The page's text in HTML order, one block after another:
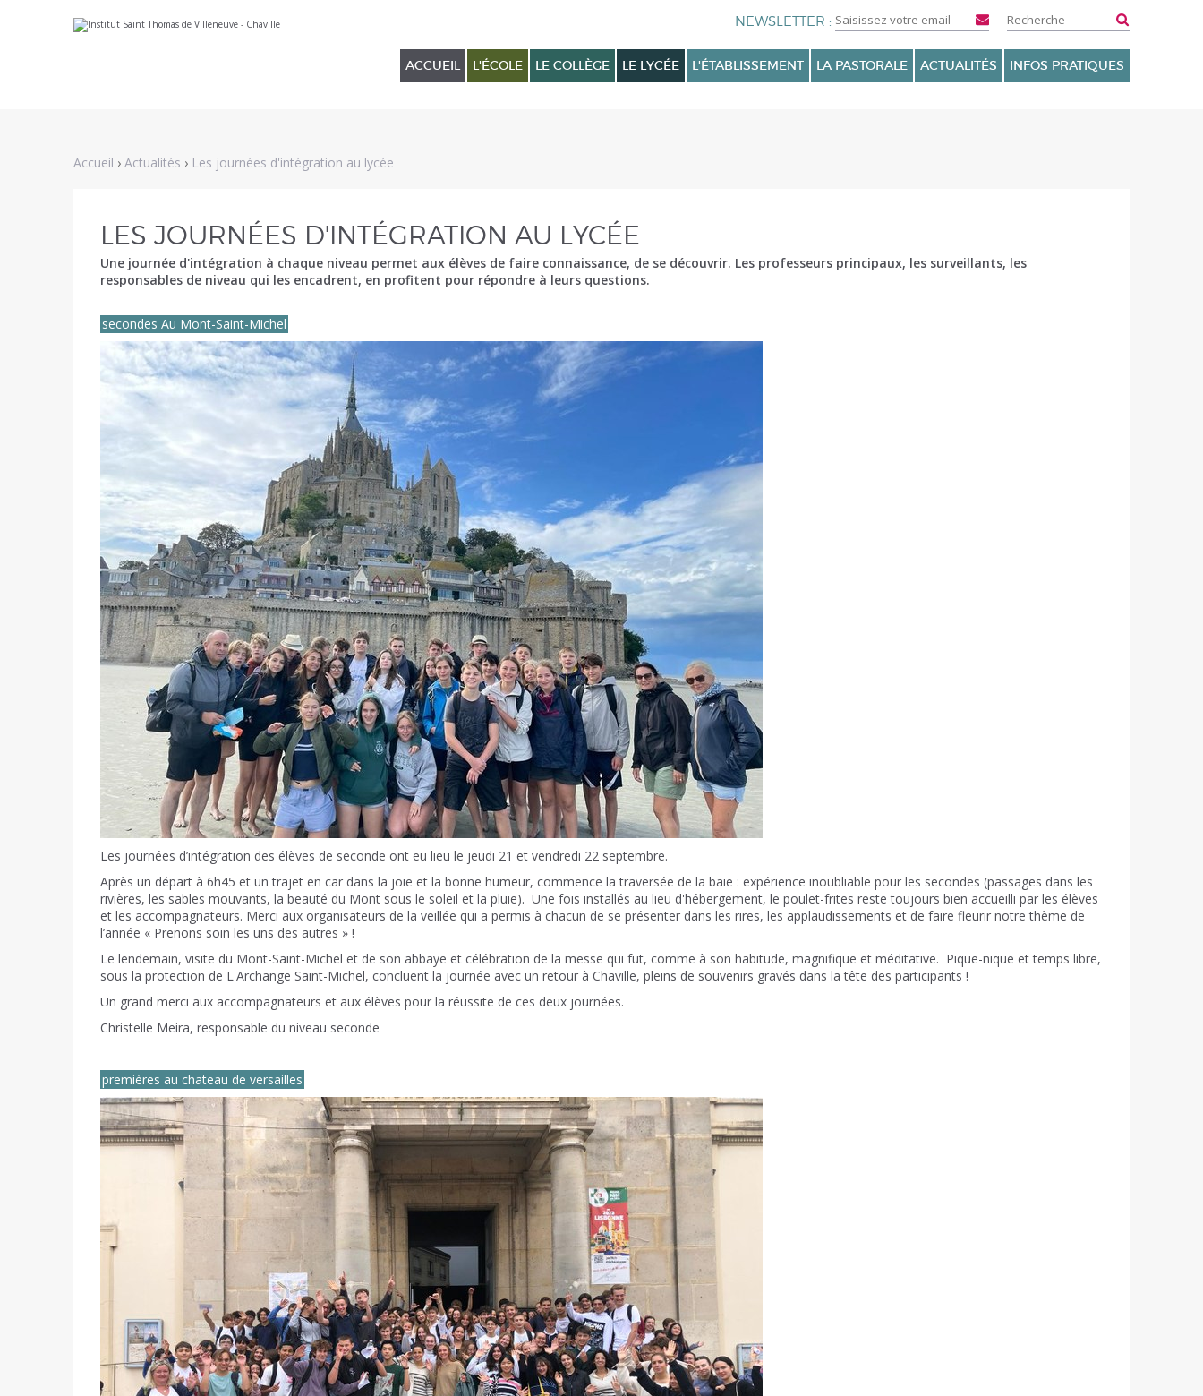
au
personnels
ACCUEIL L'ÉCOLE LE COLLÈGE LE LYCÉE L'ÉTABLISSEMENT LA PASTORALE ACTUALITÉS INFOS PRATIQUES
Accueil › Actualités › Les journées d'intégration au lycée
LES JOURNÉES D'INTÉGRATION AU LYCÉE
Une journée d'intégration à chaque niveau permet aux élèves de faire connaissance, de se découvrir. Les professeurs principaux, les surveillants, les
responsables de niveau qui les encadrent, en profitent pour répondre à leurs questions.
secondes Au Mont-Saint-Michel
Les journées d’intégration des élèves de seconde ont eu lieu le jeudi 21 et vendredi 22 septembre.
Après un départ à 6h45 et un trajet en car dans la joie et la bonne humeur, commence la traversée de la baie : expérience inoubliable pour les secondes (passages dans les
rivières, les sables mouvants, la beauté du Mont sous le soleil et la pluie). Une fois installés au lieu d'hébergement, le poulet-frites reste toujours bien accueilli par les élèves
et les accompagnateurs. Merci aux organisateurs de la veillée qui a permis à chacun de se présenter dans les rires, les applaudissements et de faire fleurir notre thème de
l’année « Prenons soin les uns des autres » !
Le lendemain, visite du Mont-Saint-Michel et de son abbaye et célébration de la messe qui fut, comme à son habitude, magnifique et méditative. Pique-nique et temps libre,
sous la protection de L'Archange Saint-Michel, concluent la journée avec un retour à Chaville, pleins de souvenirs gravés dans la tête des participants !
Un grand merci aux accompagnateurs et aux élèves pour la réussite de ces deux journées.
Christelle Meira, responsable du niveau seconde
premières au chateau de versailles